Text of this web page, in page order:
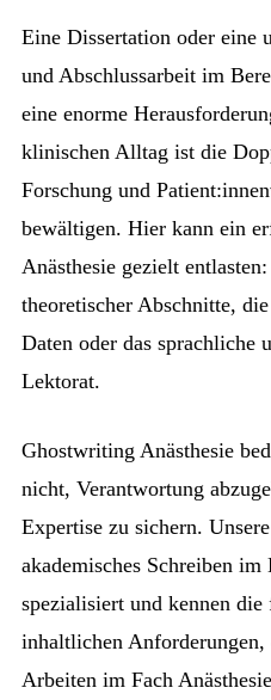
Eine Dissertation oder eine
und Abschlussarbeit im
eine enorme
klinischen Alltag ist die
Forschung und
bewältigen. Hier kann ein
Anästhesie gezielt
theoretischer Abschnitte,
Daten oder das sprachliche
Lektorat.
Ghostwriting Anästhesie
nicht, Verantwortung
Expertise zu sichern.
akademisches Schreiben
spezialisiert und kennen
inhaltlichen
Arbeiten im Fach